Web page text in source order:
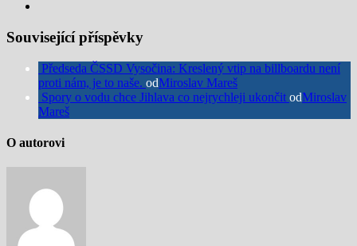
Související příspěvky
Předseda ČSSD Vysočina: Kreslený vtip na billboardu není
proti nám, je to naše. odMiroslav Mareš
Spory o vodu chce Jihlava co nejrychleji ukončit odMiroslav
Mareš
O autorovi